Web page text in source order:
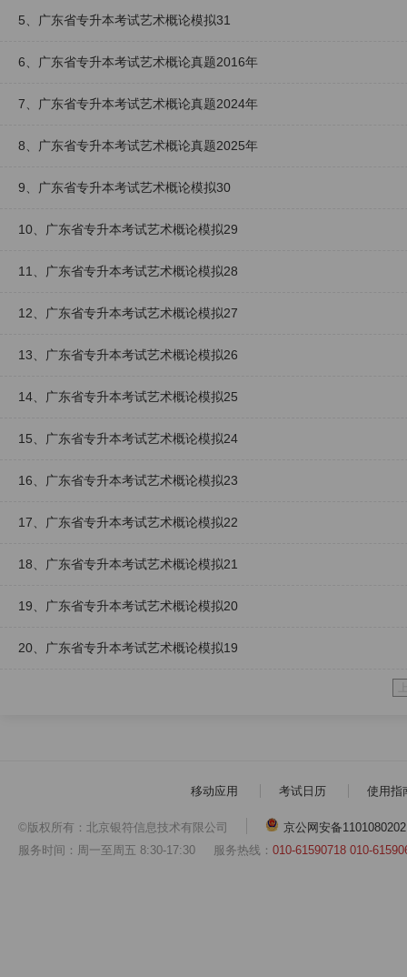
5、广东省专升本考试艺术概论模拟31
6、广东省专升本考试艺术概论真题2016年
7、广东省专升本考试艺术概论真题2024年
8、广东省专升本考试艺术概论真题2025年
9、广东省专升本考试艺术概论模拟30
10、广东省专升本考试艺术概论模拟29
11、广东省专升本考试艺术概论模拟28
12、广东省专升本考试艺术概论模拟27
13、广东省专升本考试艺术概论模拟26
14、广东省专升本考试艺术概论模拟25
15、广东省专升本考试艺术概论模拟24
16、广东省专升本考试艺术概论模拟23
17、广东省专升本考试艺术概论模拟22
18、广东省专升本考试艺术概论模拟21
19、广东省专升本考试艺术概论模拟20
20、广东省专升本考试艺术概论模拟19
移动应用 考试日历 使用指
©版权所有：北京银符信息技术有限公司
京公网安备
服务时间：周一至周五 8:30-17:30 服务热线： 010-61590718 010-